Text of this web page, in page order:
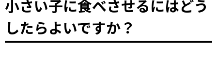
小さい子に食べさせるにはどう
したらよいですか？